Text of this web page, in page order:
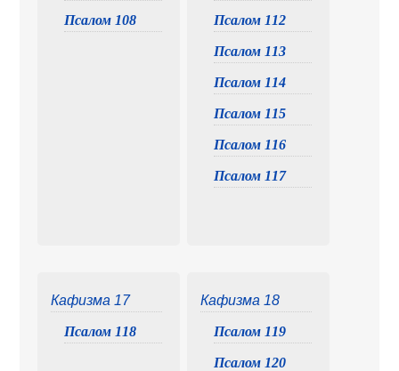
Псалом 108 Псалом 112
Псалом 113
Псалом 114
Псалом 115
Псалом 116
Псалом 117
Кафизма 17
Псалом 118
Кафизма 18
Псалом 119
Псалом 120